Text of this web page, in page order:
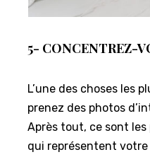
5- CONCENTREZ-
L’une des choses les
prenez des photos
Après tout, ce sont
qui représentent